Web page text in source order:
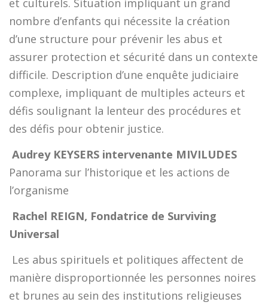
nombre d’enfants qui nécessite la création
d’une structure pour prévenir les abus et
assurer protection et sécurité dans un contexte
difficile. Description d’une enquête judiciaire
complexe, impliquant de multiples acteurs et
défis soulignant la lenteur des procédures et
des défis pour obtenir justice.
Audrey KEYSERS intervenante MIVILUDES
Panorama sur l’historique et les actions de
l’organisme
Rachel REIGN, Fondatrice de Surviving
Universal
Les abus spirituels et politiques affectent de
manière disproportionnée les personnes noires
et brunes au sein des institutions religieuses